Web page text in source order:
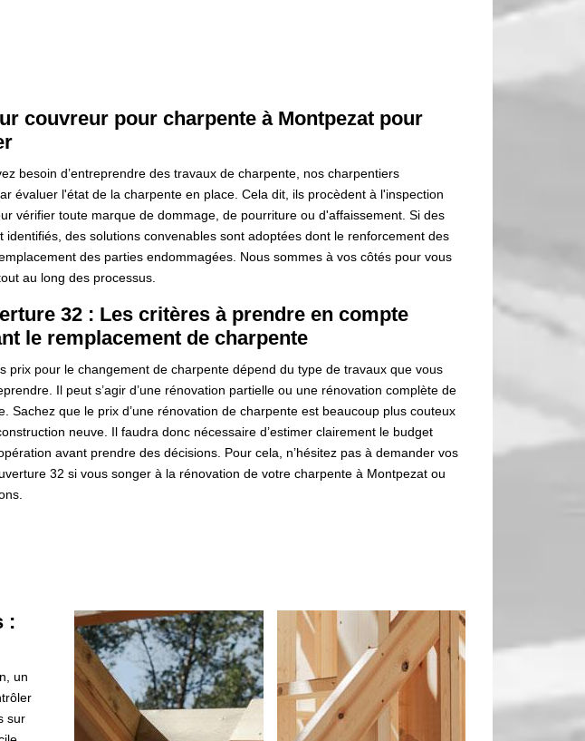
couvreur pour charpente à Montpezat pour
besoin d’entreprendre des travaux de charpente, nos charpentiers
évaluer l'état de la charpente en place. Cela dit, ils procèdent à l'inspection
vérifier toute marque de dommage, de pourriture ou d'affaissement. Si des
identifiés, des solutions convenables sont adoptées dont le renforcement des
des parties endommagées. Nous sommes à vos côtés pour vous
au long des processus.
32 : Les critères à prendre en compte
le remplacement de charpente
prix pour le changement de charpente dépend du type de travaux que vous
Il peut s’agir d’une rénovation partielle ou une rénovation complète de
Sachez que le prix d’une rénovation de charpente est beaucoup plus couteux
neuve. Il faudra donc nécessaire d’estimer clairement le budget
avant prendre des décisions. Pour cela, n’hésitez pas à demander vos
32 si vous songer à la rénovation de votre charpente à Montpezat ou
:
un
sur